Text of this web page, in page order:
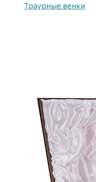
Траурные венки